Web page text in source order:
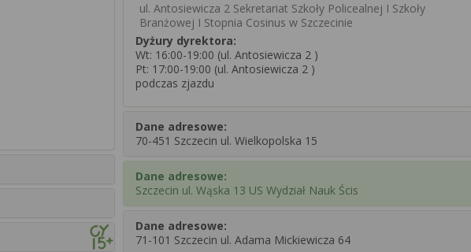
ul. Antosiewicza 2 Sekretariat Szkoły Policealnej I Szkoły
Branżowej I Stopnia Cosinus w Szczecinie
Dyżury dyrektora:
Wt: 16:00-19:00 (ul. Antosiewicza 2 )
Pt: 17:00-19:00 (ul. Antosiewicza 2 )
podczas zjazdu
Dane adresowe:
70-451 Szczecin ul. Wielkopolska 15
Dane adresowe:
Szczecin ul. Wąska 13 US Wydział Nauk Ścis
Dane adresowe:
71-101 Szczecin ul. Adama Mickiewicza 64